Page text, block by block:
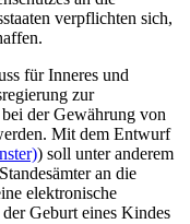
verpflichten sich,
für Inneres und
zur
der Gewährung von
Mit dem Entwurf
) soll unter anderem
an die
elektronische
Geburt eines Kindes